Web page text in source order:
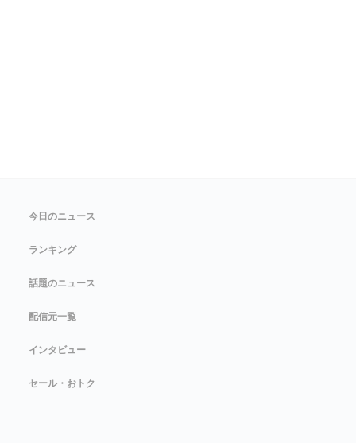
今日のニュース
ランキング
話題のニュース
配信元一覧
インタビュー
セール・おトク